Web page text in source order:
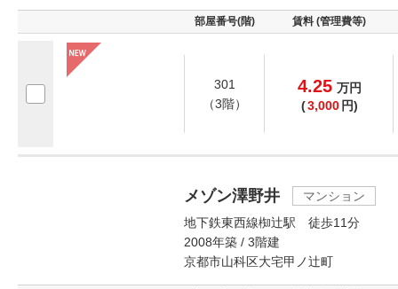
部屋番号(階) 賃料 (管理費等)
301
（3階）
4.25 万円
(3,000 円)
メゾン澤野井
マンション
地下鉄東西線椥辻駅 徒歩11分
2008年築 / 3階建
京都市山科区大宅甲ノ辻町